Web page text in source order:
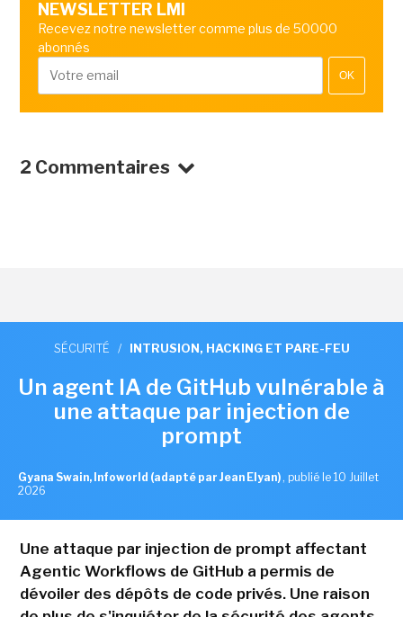
NEWSLETTER LMI
Recevez notre newsletter comme plus de 50000
abonnés
OK
2 Commentaires
SÉCURITÉ / INTRUSION, HACKING ET PARE-FEU
Un agent IA de GitHub vulnérable à
une attaque par injection de
prompt
Gyana Swain, Infoworld (adapté par Jean Elyan) , publié le 10 Juillet
2026
Une attaque par injection de prompt affectant
Agentic Workflows de GitHub a permis de
dévoiler des dépôts de code privés. Une raison